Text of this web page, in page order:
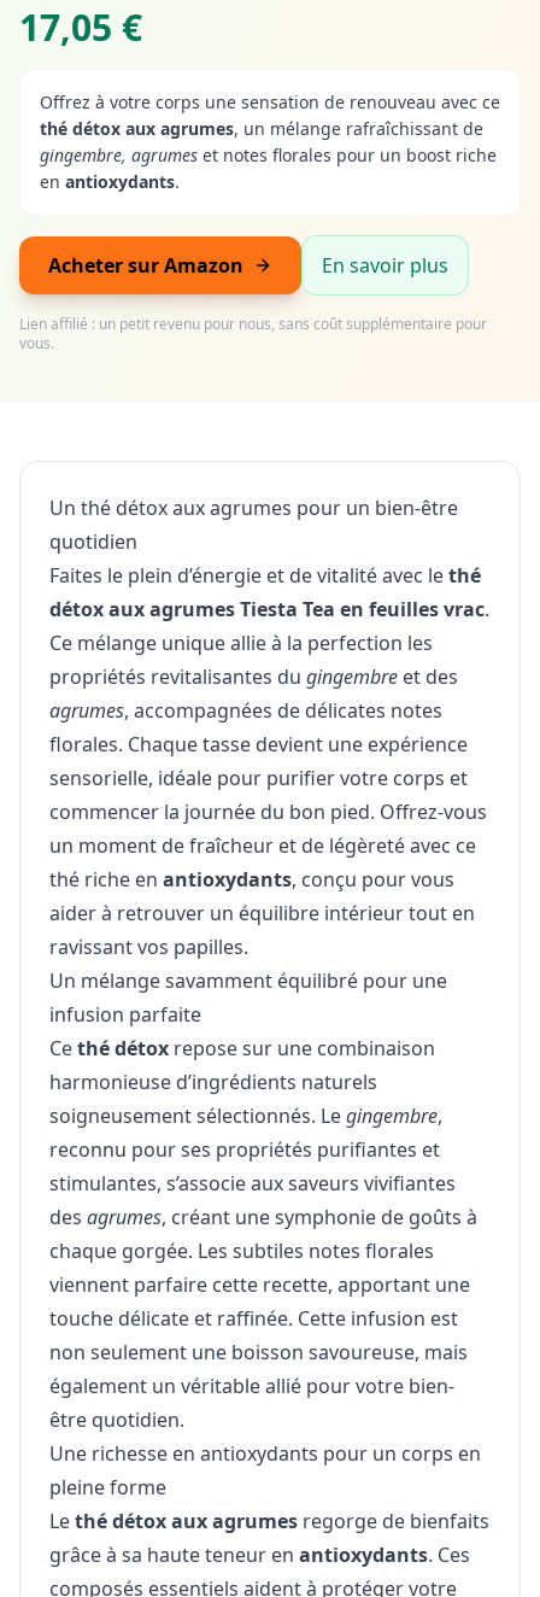
17,05 €
Offrez à votre corps une sensation de renouveau avec ce
thé détox aux agrumes, un mélange rafraîchissant de
gingembre, agrumes et notes florales pour un boost riche
en antioxydants.
Acheter sur Amazon En savoir plus
Lien affilié : un petit revenu pour nous, sans coût supplémentaire pour
vous.
Un thé détox aux agrumes pour un bien-être
quotidien
Faites le plein d’énergie et de vitalité avec lethé
détox aux agrumes Tiesta Tea en feuilles vrac.
Ce mélange unique allie à la perfection les
propriétés revitalisantes du gingembre et des
agrumes, accompagnées de délicates notes
florales. Chaque tasse devient une expérience
sensorielle, idéale pour purifier votre corps et
commencer la journée du bon pied. Offrez-vous
un moment de fraîcheur et de légèreté avec ce
thé riche en antioxydants, conçu pour vous
aider à retrouver un équilibre intérieur tout en
ravissant vos papilles.
Un mélange savamment équilibré pour une
infusion parfaite
Cethé détox repose sur une combinaison
harmonieuse d’ingrédients naturels
soigneusement sélectionnés. Legingembre,
reconnu pour ses propriétés purifiantes et
stimulantes, s’associe aux saveurs vivifiantes
des agrumes, créant une symphonie de goûts à
chaque gorgée. Les subtiles notes florales
viennent parfaire cette recette, apportant une
touche délicate et raffinée. Cette infusion est
non seulement une boisson savoureuse, mais
également un véritable allié pour votre bien-
être quotidien.
Une richesse en antioxydants pour un corps en
pleine forme
Lethé détox aux agrumes regorge de bienfaits
grâce à sa haute teneur en antioxydants. Ces
composés essentiels aident à protéger votre